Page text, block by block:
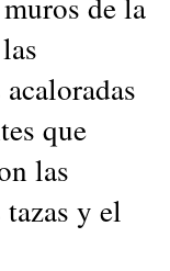
que
las
y el